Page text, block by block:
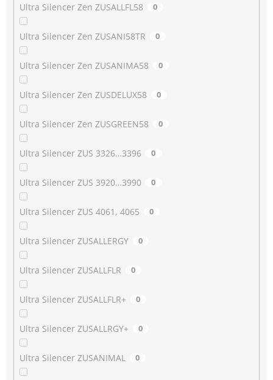
Ultra Silencer Zen ZUSALLFL58 0
Ultra Silencer Zen ZUSANI58TR 0
Ultra Silencer Zen ZUSANIMA58 0
Ultra Silencer Zen ZUSDELUX58 0
Ultra Silencer Zen ZUSGREEN58 0
Ultra Silencer ZUS 3326…3396 0
Ultra Silencer ZUS 3920…3990 0
Ultra Silencer ZUS 4061, 4065 0
Ultra Silencer ZUSALLERGY 0
Ultra Silencer ZUSALLFLR 0
Ultra Silencer ZUSALLFLR+ 0
Ultra Silencer ZUSALLRGY+ 0
Ultra Silencer ZUSANIMAL 0